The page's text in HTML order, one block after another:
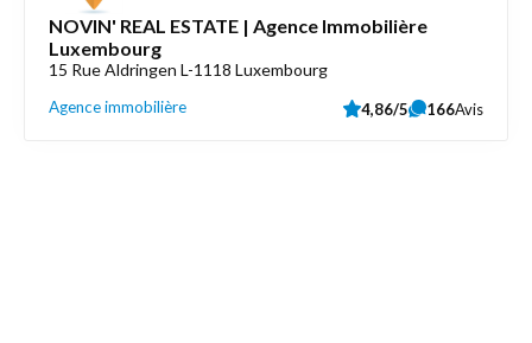
NOVIN' REAL ESTATE | Agence Immobilière
Luxembourg
15 Rue Aldringen L-1118 Luxembourg
Agence immobilière 4,86/5 166Avis